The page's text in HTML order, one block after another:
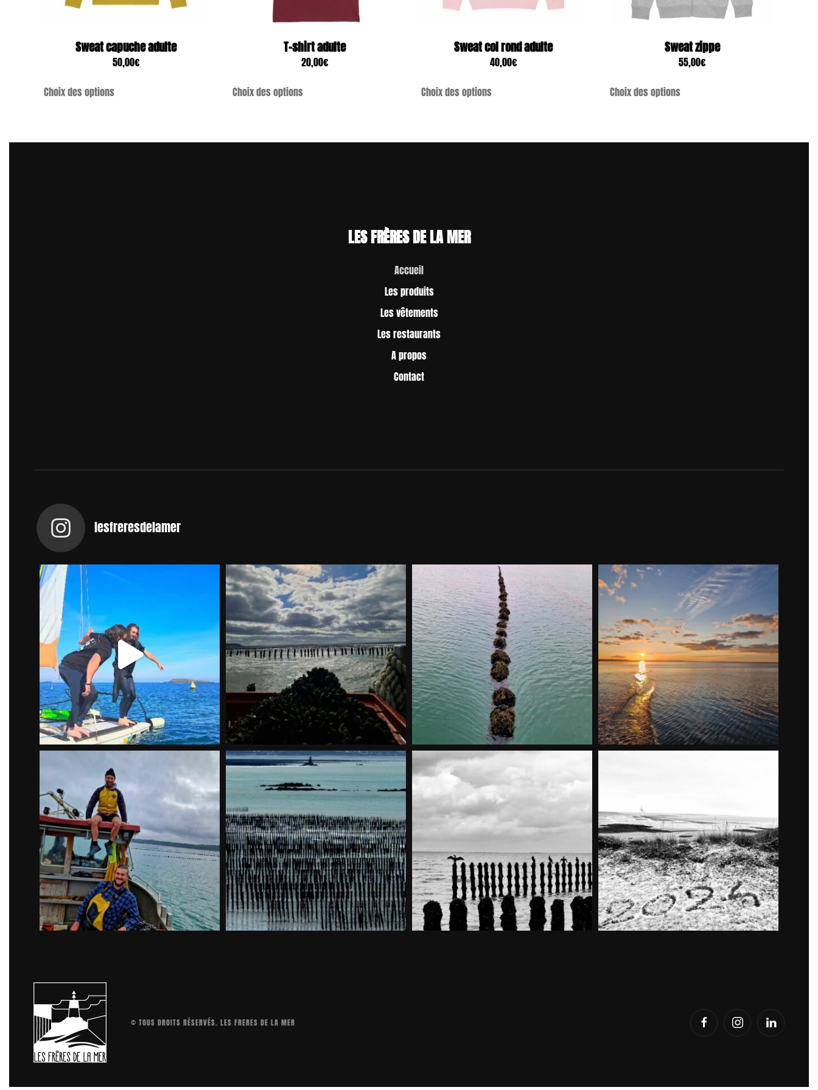
Sweat capuche adulte
50,00€
Choix des options
T-shirt adulte
20,00€
Choix des options
Sweat col rond adulte
40,00€
Choix des options
Sweat zippe
55,00€
Choix des options
LES FRÈRES DE LA MER
Accueil
Les produits
Les vêtements
Les restaurants
A propos
Contact
lesfreresdelamer
© TOUS DROITS RÉSERVÉS. LES FRERES DE LA MER